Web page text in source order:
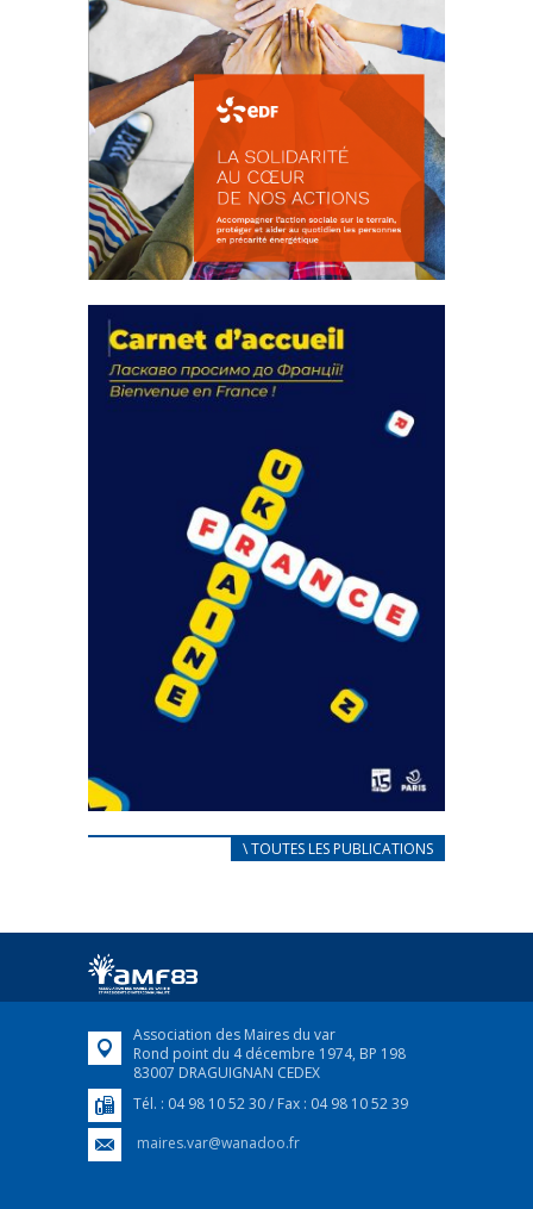
actions
18 septembre 2023
FEUILLETER
CARNET D’ACCUEIL
Afin d’accompagner au mieux les réfugiés
FEUILLETER
\ TOUTES LES PUBLICATIONS
Association des Maires du var
Rond point du 4 décembre 1974, BP 198
83007 DRAGUIGNAN CEDEX
Tél. : 04 98 10 52 30 / Fax : 04 98 10 52 39
maires.var@wanadoo.fr